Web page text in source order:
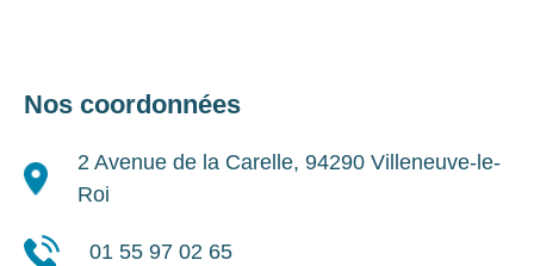
Nos coordonnées
2 Avenue de la Carelle, 94290 Villeneuve-le-
Roi
01 55 97 02 65